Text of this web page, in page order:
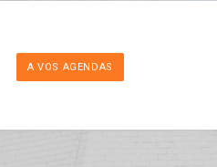
A VOS AGENDAS